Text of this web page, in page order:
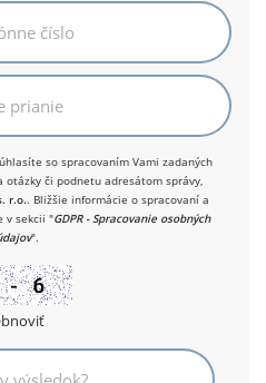
so spracovaním Vami zadaných
otázky či podnetu adresátom správy,
r.o.. Bližšie informácie o spracovaní a
v sekcii "GDPR - Spracovanie osobných
".